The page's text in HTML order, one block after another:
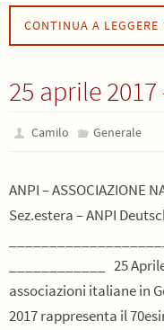
CONTINUA A LEGGERE
25 aprile
Camilo Generale
ANPI – ASSOCIAZIONE
Sez.estera – ANPI
____________ 25
associazioni italiane in
2017 rappresenta il